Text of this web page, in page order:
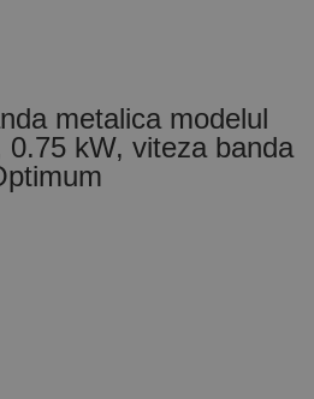
metalica modelul
0.75 kW, viteza banda